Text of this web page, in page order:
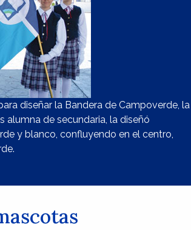
diseñar la Bandera de Campoverde, la
alumna de secundaria, la diseñó
y blanco, confluyendo en el centro,